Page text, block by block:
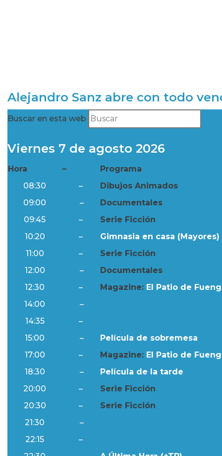
Alejandro Sanz abre con todo
Buscar en esta web
Viernes 7 de agosto 2026
Hora –
Programa
08:30
–
Dibujos Animados
09:00
–
Documentales
09:45
–
Serie Ficción
10:20
–
Gimnasia en casa (Mayores)
11:00
–
Serie Ficción
12:00
–
Documentales
12:30
– Magazine: El Patio de
14:00
–
14:35
–
15:00
–
Película de sobremesa
17:00
– Magazine: El Patio de
18:30
–
Película de la tarde
20:00
–
Serie Ficción
20:30
–
Serie Ficción
21:30
–
22:15
–